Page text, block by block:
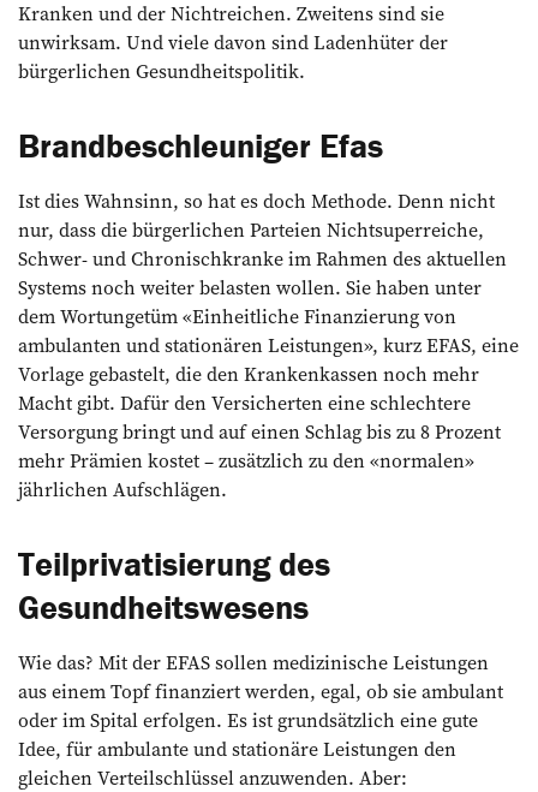
Kranken und der Nichtreichen. Zweitens sind sie
unwirksam. Und viele davon sind Ladenhüter der
bürgerlichen Gesundheitspolitik.
Brandbeschleuniger Efas
Ist dies Wahnsinn, so hat es doch Methode. Denn nicht
nur, dass die bürgerlichen Parteien Nichtsuperreiche,
Schwer- und Chronischkranke im Rahmen des aktuellen
Systems noch weiter belasten wollen. Sie haben unter
dem Wortungetüm «Einheitliche Finanzierung von
ambulanten und stationären Leistungen», kurz EFAS, eine
Vorlage gebastelt, die den Krankenkassen noch mehr
Macht gibt. Dafür den Versicherten eine schlechtere
Versorgung bringt und auf einen Schlag bis zu 8 Prozent
mehr Prämien kostet – zusätzlich zu den «normalen»
jährlichen Aufschlägen.
Teilprivatisierung des
Gesundheitswesens
Wie das? Mit der EFAS sollen medizinische Leistungen
aus einem Topf finanziert werden, egal, ob sie ambulant
oder im Spital erfolgen. Es ist grundsätzlich eine gute
Idee, für ambulante und stationäre Leistungen den
gleichen Verteilschlüssel anzuwenden. Aber: